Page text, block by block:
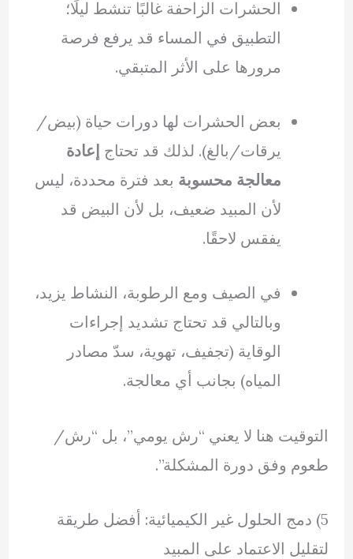
الحشرات الزاحفة غالبًا تنشط ليلًا؛
التطبيق في المساء قد يرفع فرصة
مرورها على الأثر المتبقي.
بعض الحشرات لها دورات حياة (بيض/
يرقات/بالغ). لذلك قد تحتاج إعادة
معالجة محسوبة بعد فترة محددة، ليس
لأن المبيد ضعيف، بل لأن البيض قد
يفقس لاحقًا.
في الصيف ومع الرطوبة، النشاط يزيد،
وبالتالي قد تحتاج تشديد إجراءات
الوقاية (تجفيف، تهوية، سدّ مصادر
المياه) بجانب أي معالجة.
التوقيت هنا لا يعني “رش يومي”، بل “رش/
طعوم وفق دورة المشكلة”.
5) دمج الحلول غير الكيميائية: أفضل طريقة
لتقليل الاعتماد على المبيد